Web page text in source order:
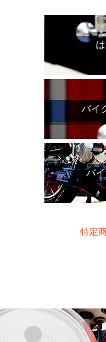
バイ
バ
特定